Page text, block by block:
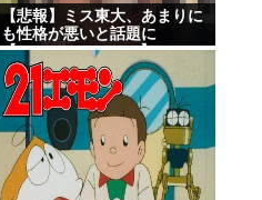
【悲報】ミス東大、あまりに
も性格が悪いと話題に
【Pickup08082942】